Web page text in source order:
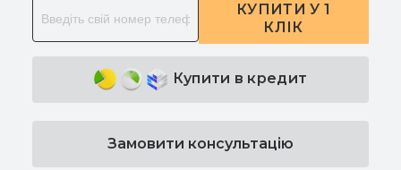
КУПИТИ У 1
КЛІК
Купити в кредит
Замовити консультацію